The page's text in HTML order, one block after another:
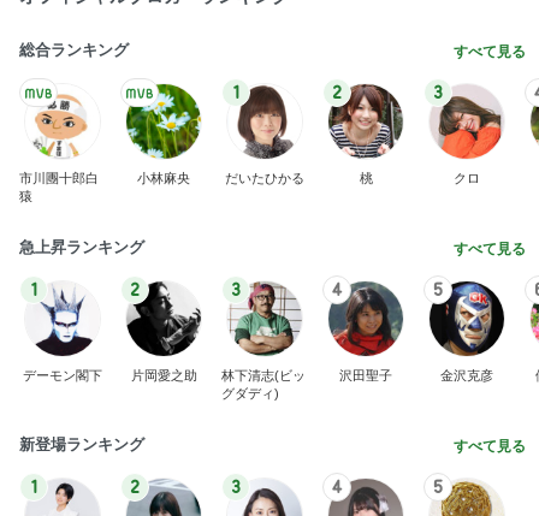
総合ランキング すべて見る
市川團十郎白
猿
小林麻央
1
だいたひかる
2
桃
3
クロ
急上昇ランキング すべて見る
1
デーモン閣下
2
片岡愛之助
3
林下清志(ビッ
グダディ)
4
沢田聖子
5
金沢克彦
新登場ランキング すべて見る
1 2 3 4 5